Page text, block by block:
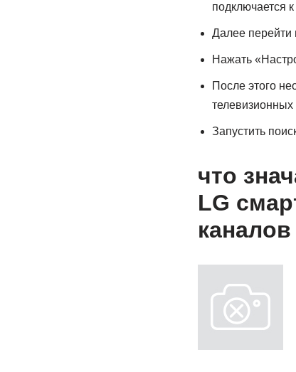
подключается
Далее перейти
Нажать
После этого
телевизионных
Запустить
что
LG
каналов